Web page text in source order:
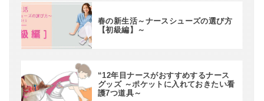
春の新生活～ナースシューズの選び方
【初級編】～
“12年目ナースがおすすめするナース
グッズ ～ポケットに入れておきたい看
護7つ道具～